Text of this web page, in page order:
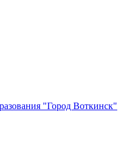
"Город Воткинск"